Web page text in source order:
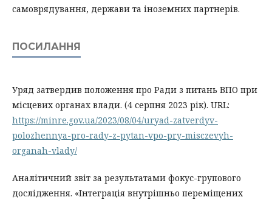
самоврядування, держави та іноземних партнерів.
ПОСИЛАННЯ
Уряд затвердив положення про Ради з питань ВПО при
місцевих органах влади. (4 серпня 2023 рік). URL:
https://minre.gov.ua/2023/08/04/uryad-zatverdyv-
polozhennya-pro-rady-z-pytan-vpo-pry-misczevyh-
organah-vlady/
Аналітичний звіт за результатами фокус-групового
дослідження. «Інтеграція внутрішньо переміщених